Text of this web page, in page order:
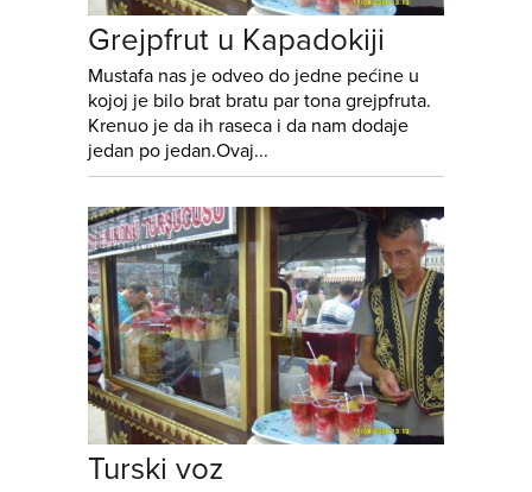
Grejpfrut u Kapadokiji
Mustafa nas je odveo do jedne pećine u
kojoj je bilo brat bratu par tona grejpfruta.
Krenuo je da ih raseca i da nam dodaje
jedan po jedan.Ovaj...
Turski voz